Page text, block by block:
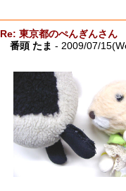
Re: 東京都のぺんぎんさん
番頭 たま - 2009/07/